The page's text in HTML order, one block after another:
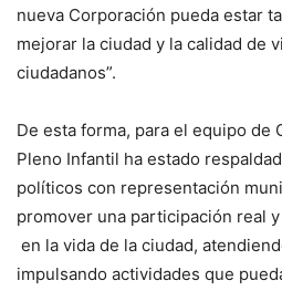
nueva Corporación pueda estar
mejorar la ciudad y la calidad de
ciudadanos”.
De esta forma, para el equipo de
Pleno Infantil ha estado
políticos con representación
promover una participación real
en la vida de la ciudad,
impulsando actividades que